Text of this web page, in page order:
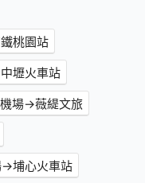
桃園站
壢火車站
場→薇緹文旅
埔心火車站